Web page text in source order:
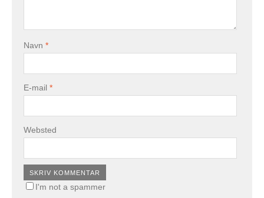
Navn *
E-mail *
Websted
I'm not a spammer